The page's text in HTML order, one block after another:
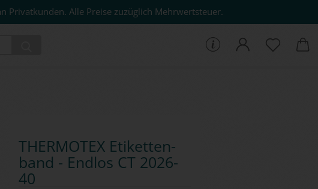
Privatkunden. Alle Preise zuzüglich Mehrwertsteuer.
THER­MO­TEX Eti­ket­ten­
band - End­los CT 2026-​
40